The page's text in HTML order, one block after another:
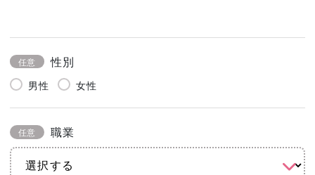
任意 性別
男性 女性
任意 職業